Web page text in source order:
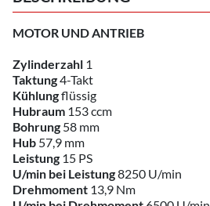
MOTOR UND ANTRIEB
Zylinderzahl 1
Taktung4-Takt
Kühlungflüssig
Hubraum 153 ccm
Bohrung 58 mm
Hub 57,9 mm
Leistung 15 PS
U/min bei Leistung8250 U/min
Drehmoment 13,9 Nm